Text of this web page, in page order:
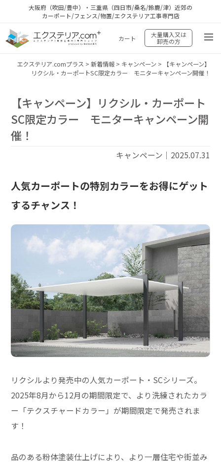
大阪府（吹田/豊中）・三重県（四日市/桑名/鈴鹿/津）近郊の
カーポート/フェンス/物置/エクステリア工事専門店
カート
大量購入又は
卸売の方
エクステリア.comプラス > 新着情報> キャンペーン >
【キャンペーン】
リクシル・カーポートSC限定カラー モニターキャンペーン開催！
【キャンペーン】リクシル・カーポート
SC限定カラー モニターキャンペーン開
催！
キャンペーン｜2025.07.31
人気カーポートの特別カラーをお得にゲット
するチャンス！
リクシルより発売中の人気カーポート・SCシリーズ。
2025年8月から12月の期間限定で、より洗練されたカラ
ー「テクスチャードカラー」が期間限定で発売されま
す！
品のある粉体塗装仕上げにより、より一層住宅や街並み